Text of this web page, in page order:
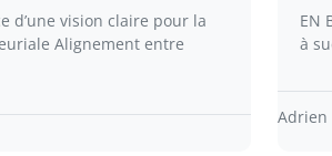
d’une vision claire pour la
Alignement entre
EN
à
Adrien